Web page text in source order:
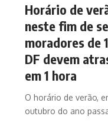
Horário de
neste fim de
moradores de
DF devem
em 1 hora
O horário de verão,
outubro do ano